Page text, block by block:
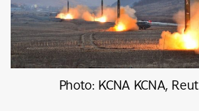
Photo: KCNA KCNA,